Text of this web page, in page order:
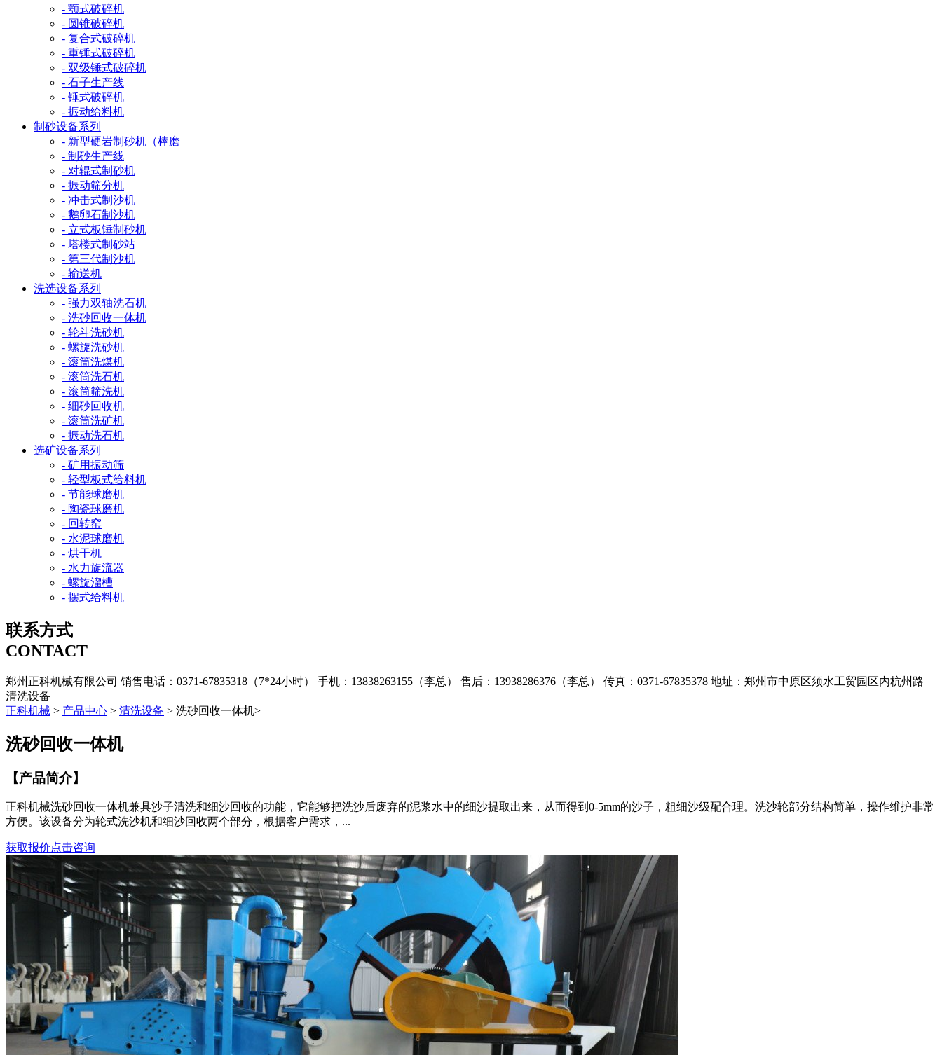
- 颚式破碎机
- 圆锥破碎机
- 复合式破碎机
- 重锤式破碎机
- 双级锤式破碎机
- 石子生产线
- 锤式破碎机
- 振动给料机
制砂设备系列
- 新型硬岩制砂机（棒磨
- 制砂生产线
- 对辊式制砂机
- 振动筛分机
- 冲击式制沙机
- 鹅卵石制沙机
- 立式板锤制砂机
- 塔楼式制砂站
- 第三代制沙机
- 输送机
洗选设备系列
- 强力双轴洗石机
- 洗砂回收一体机
- 轮斗洗砂机
- 螺旋洗砂机
- 滚筒洗煤机
- 滚筒洗石机
- 滚筒筛洗机
- 细砂回收机
- 滚筒洗矿机
- 振动洗石机
选矿设备系列
- 矿用振动筛
- 轻型板式给料机
- 节能球磨机
- 陶瓷球磨机
- 回转窑
- 水泥球磨机
- 烘干机
- 水力旋流器
- 螺旋溜槽
- 摆式给料机
联系方式
CONTACT
郑州正科机械有限公司 销售电话：0371-67835318（7*24小时） 手机：13838263155（李总） 售后：13938286376（李总） 传真：0371-67835378 地址：郑州市中原区须水工贸园区内杭州路
清洗设备
正科机械 > 产品中心 > 清洗设备 > 洗砂回收一体机>
洗砂回收一体机
【产品简介】
正科机械洗砂回收一体机兼具沙子清洗和细沙回收的功能，它能够把洗沙后废弃的泥浆水中的细沙提取出来，从而得到0-5mm的沙子，粗细沙级配合理。洗沙轮部分结构简单，操作维护非常
方便。该设备分为轮式洗沙机和细沙回收两个部分，根据客户需求，...
获取报价点击咨询